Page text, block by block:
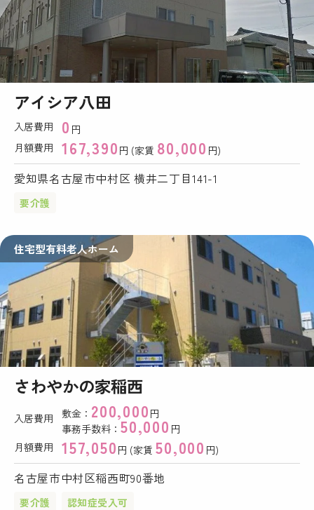
アイシア八田
入居費用 0 円
月額費用
167,390 円 (家賃 80,000 円)
愛知県名古屋市中村区 横井二丁目141-1
要介護
住宅型有料老人ホーム
さわやかの家稲西
入居費用 敷金： 200,000 円
事務手数料： 50,000 円
月額費用
157,050 円 (家賃50,000 円)
名古屋市中村区稲西町90番地
要介護 認知症受入可